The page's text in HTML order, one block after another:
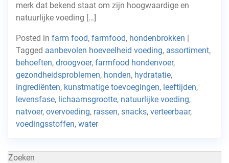
merk dat bekend staat om zijn hoogwaardige en
natuurlijke voeding […]
Posted in farm food, farmfood, hondenbrokken |
Tagged aanbevolen hoeveelheid voeding, assortiment,
behoeften, droogvoer, farmfood hondenvoer,
gezondheidsproblemen, honden, hydratatie,
ingrediënten, kunstmatige toevoegingen, leeftijden,
levensfase, lichaamsgrootte, natuurlijke voeding,
natvoer, overvoeding, rassen, snacks, verteerbaar,
voedingsstoffen, water
Zoeken